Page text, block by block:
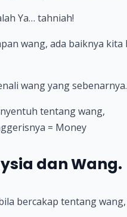
Ya… tahniah!
wang, ada baiknya
wang yang
tentang wang,
= Money
dan Wang.
bercakap tentang